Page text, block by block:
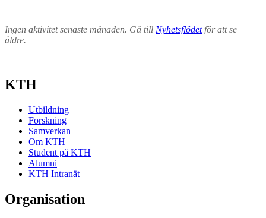
Ingen aktivitet senaste månaden. Gå till Nyhetsflödetför att se
äldre.
KTH
Utbildning
Forskning
Samverkan
Om KTH
Student på KTH
Alumni
KTH Intranät
Organisation